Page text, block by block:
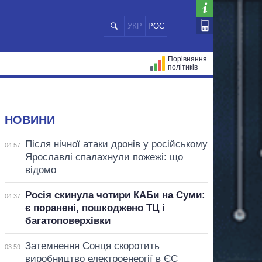
УКР РОС
Порівняння
політиків
НОВИНИ
04:57
Після нічної атаки дронів у російському
Ярославлі спалахнули пожежі: що
відомо
04:37
Росія скинула чотири КАБи на Суми:
є поранені, пошкоджено ТЦ і
багатоповерхівки
03:59
Затемнення Сонця скоротить
виробництво електроенергії в ЄС